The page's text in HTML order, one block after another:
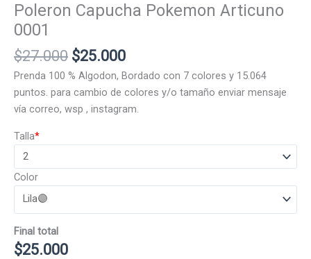
Poleron Capucha Pokemon Articuno
0001
$27.000 El
precio
original
era:
$25.000El
precio
actual
es:
Prenda 100 % Algodon, Bordado con 7 colores y 15.064
puntos. para cambio de colores y/o tamaño enviar mensaje
vía correo, wsp , instagram.
*
Talla
Color
Final total
$25.000